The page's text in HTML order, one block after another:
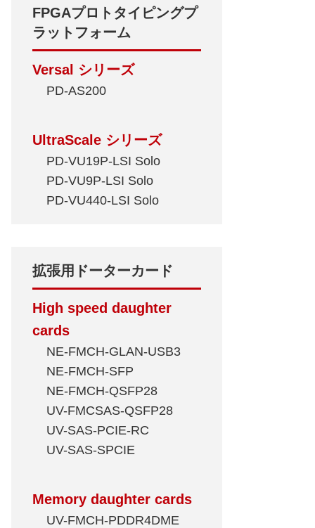
FPGAプロトタイピングプ
ラットフォーム
Versal シリーズ
PD-AS200
UltraScale シリーズ
PD-VU19P-LSI Solo
PD-VU9P-LSI Solo
PD-VU440-LSI Solo
拡張用ドーターカード
High speed daughter
cards
NE-FMCH-GLAN-USB3
NE-FMCH-SFP
NE-FMCH-QSFP28
UV-FMCSAS-QSFP28
UV-SAS-PCIE-RC
UV-SAS-SPCIE
Memory daughter cards
UV-FMCH-PDDR4DME